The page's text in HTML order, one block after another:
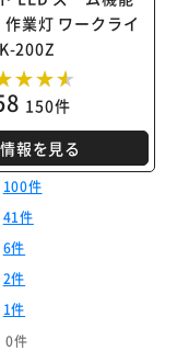
業灯 ワークライ
200Z
150件
報を見る
100件
41件
6件
2件
1件
0件
手続きへ